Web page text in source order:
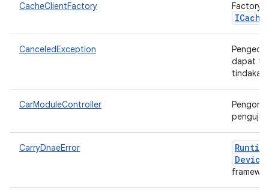
CacheClientFactory Factory
ICache
CanceledException
dapat
CarModuleController
CarryDnaeError
Device